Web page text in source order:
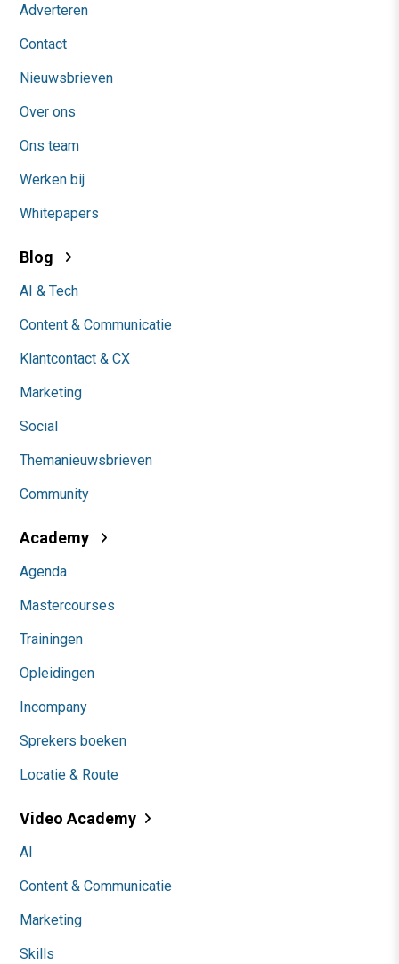
Adverteren
Contact
Nieuwsbrieven
Over ons
Ons team
Werken bij
Whitepapers
Blog
AI & Tech
Content & Communicatie
Klantcontact & CX
Marketing
Social
Themanieuwsbrieven
Community
Academy
Agenda
Mastercourses
Trainingen
Opleidingen
Incompany
Sprekers boeken
Locatie & Route
Video Academy
AI
Content & Communicatie
Marketing
Skills